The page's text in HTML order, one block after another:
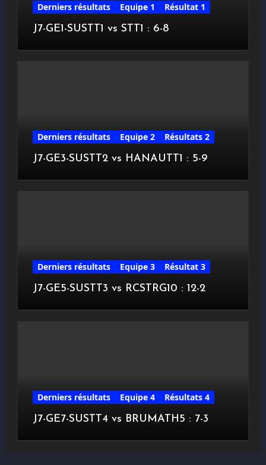
Derniers résultats Equipe 1
Résultat 1
J7-GE1-SUSTT1 vs STT1 : 6-8
Derniers résultats Equipe 2
Résultats 2
J7-GE3-SUSTT2 vs HANAUTT1 : 5-9
Derniers résultats Equipe 3
Résultat 3
J7-GE5-SUSTT3 vs RCSTRG10 : 12-2
Derniers résultats Equipe 4
Résultats 4
J7-GE7-SUSTT4 vs BRUMATH5 : 7-3